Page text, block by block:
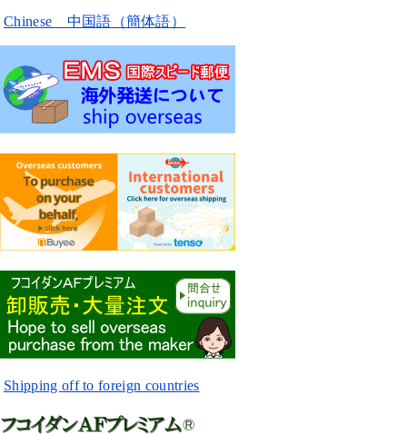
Chinese 中国語（簡体語）
Shipping off to foreign countries